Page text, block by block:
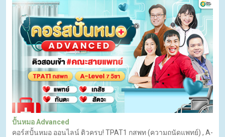
ปั้นหมอ Advanced
คอร์สปั้นหมอ ออนไลน์ ติวครบ! TPAT1 กสพท (ความถนัดแพทย์) , A-